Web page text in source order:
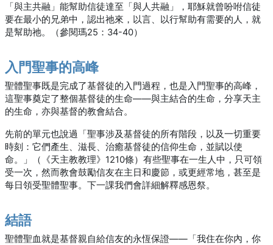
「與主共融」能幫助信徒達至「與人共融」，耶穌就曾吩咐信徒
要在最小的兄弟中，認出祂來，以言、以行幫助有需要的人，就
是幫助祂。（參閱瑪25：34-40）
入門聖事的高峰
聖體聖事既是完成了基督徒的入門過程，也是入門聖事的高峰，
這聖事奠定了整個基督徒的生命――與主結合的生命，分享天主
的生命，亦與基督的教會結合。
先前的單元也說過「聖事涉及基督徒的所有階段，以及一切重要
時刻：它們產生、滋長、治癒基督徒的信仰生命，並賦以使
命。」（《天主教教理》1210條）有些聖事在一生人中，只可領
受一次，然而教會鼓勵信友在主日和慶節，或更經常地，甚至是
每日領受聖體聖事。下一課我們會詳細解釋感恩祭。
結語
聖體聖血就是基督親自給信友的永恆保證――「我住在你內，你